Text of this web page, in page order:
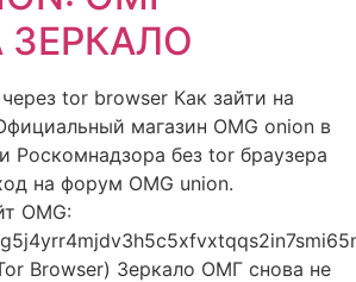
tor browser Как зайти на
магазин OMG onion в
Роскомнадзора без tor браузера
на форум OMG union.
OMG:
Browser) Зеркало ОМГ снова не